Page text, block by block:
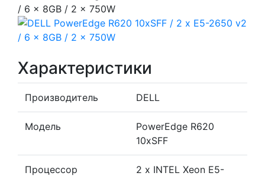
Характеристики
Производитель DELL
Модель
PowerEdge R620
10xSFF
Процессор
2 x INTEL Xeon E5-